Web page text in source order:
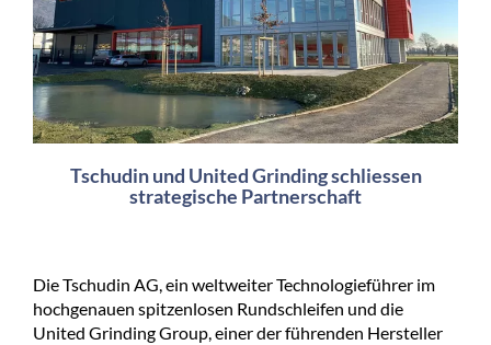
Tschudin und United Grinding schliessen
strategische Partnerschaft
Die Tschudin AG, ein weltweiter Technologieführer im
hochgenauen spitzenlosen Rundschleifen und die
United Grinding Group, einer der führenden Hersteller